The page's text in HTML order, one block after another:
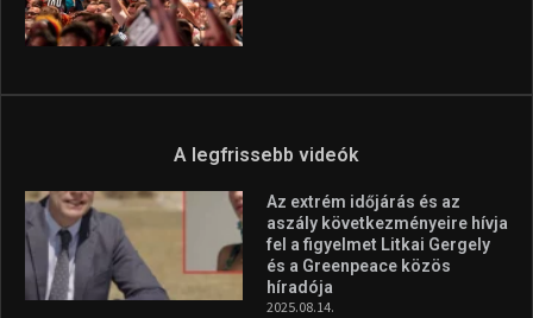
A legfrissebb videók
Az extrém időjárás és az
aszály következményeire hívja
fel a figyelmet Litkai Gergely
és a Greenpeace közös
híradója
2025.08.14.